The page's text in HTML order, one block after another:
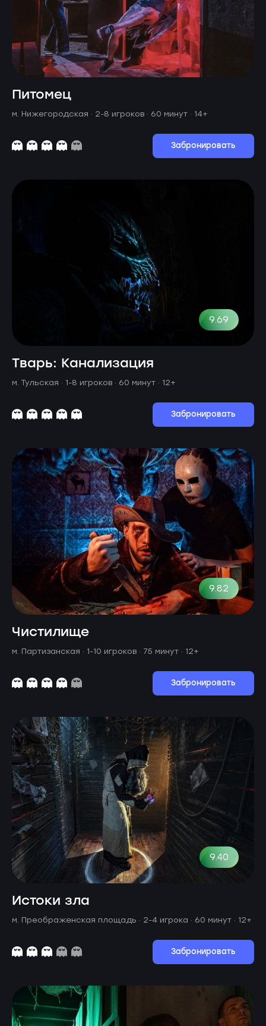
Питомец
м. Нижегородская · 2-8 игроков · 60 минут · 14+
Забронировать
9.69
Тварь: Канализация
м. Тульская · 1-8 игроков · 60 минут · 12+
Забронировать
9.82
Чистилище
м. Партизанская · 1-10 игроков · 75 минут · 12+
Забронировать
9.40
Истоки зла
м. Преображенская площадь · 2-4 игрока · 60 минут · 12+
Забронировать